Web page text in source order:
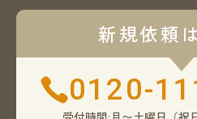
新規依頼
0120-